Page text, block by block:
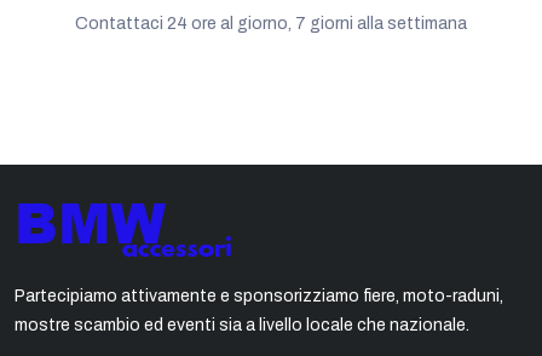
Contattaci 24 ore al giorno, 7 giorni alla settimana
Partecipiamo attivamente e sponsorizziamo fiere, moto-raduni,
mostre scambio ed eventi sia a livello locale che nazionale.